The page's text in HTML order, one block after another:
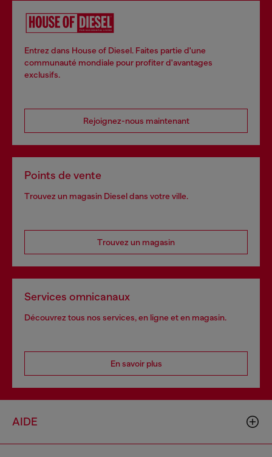
Entrez dans House of Diesel. Faites partie d'une
communauté mondiale pour profiter d'avantages
exclusifs.
Rejoignez-nous maintenant
Points de vente
Trouvez un magasin Diesel dans votre ville.
Trouvez un magasin
Services omnicanaux
Découvrez tous nos services, en ligne et en magasin.
En savoir plus
AIDE